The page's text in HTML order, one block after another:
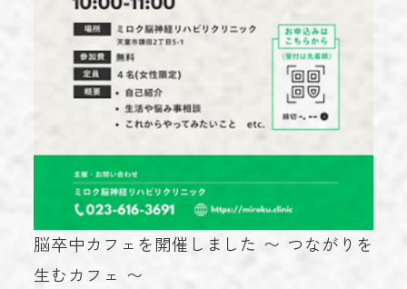
脳卒中カフェを開催しました 〜 つながりを
生むカフェ 〜